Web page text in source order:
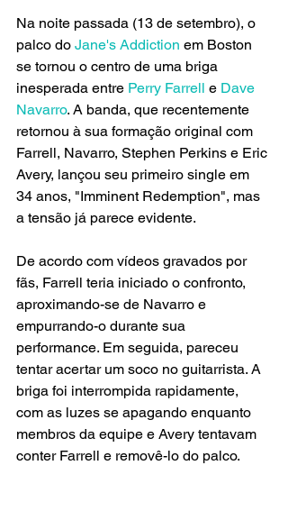
Na noite passada (13 de setembro), o
palco do Jane's Addiction em Boston
se tornou o centro de uma briga
inesperada entre Perry Farrell e Dave
Navarro. A banda, que recentemente
retornou à sua formação original com
Farrell, Navarro, Stephen Perkins e Eric
Avery, lançou seu primeiro single em
34 anos, "Imminent Redemption", mas
a tensão já parece evidente.
De acordo com vídeos gravados por
fãs, Farrell teria iniciado o confronto,
aproximando-se de Navarro e
empurrando-o durante sua
performance. Em seguida, pareceu
tentar acertar um soco no guitarrista. A
briga foi interrompida rapidamente,
com as luzes se apagando enquanto
membros da equipe e Avery tentavam
conter Farrell e removê-lo do palco.